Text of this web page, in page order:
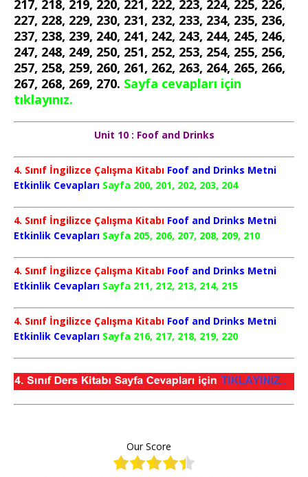
217, 218, 219, 220, 221, 222, 223, 224, 225, 226,
227, 228, 229, 230, 231, 232, 233, 234, 235, 236,
237, 238, 239, 240, 241, 242, 243, 244, 245, 246,
247, 248, 249, 250, 251, 252, 253, 254, 255, 256,
257, 258, 259, 260, 261, 262, 263, 264, 265, 266,
267, 268, 269, 270. Sayfa cevapları için
tıklayınız.
Unit 10 : Foof and Drinks
4. Sınıf İngilizce Çalışma Kitabı Foof and Drinks Metni
Etkinlik Cevapları Sayfa 200, 201, 202, 203, 204
4. Sınıf İngilizce Çalışma Kitabı Foof and Drinks Metni
Etkinlik Cevapları Sayfa 205, 206, 207, 208, 209, 210
4. Sınıf İngilizce Çalışma Kitabı Foof and Drinks Metni
Etkinlik Cevapları Sayfa 211, 212, 213, 214, 215
4. Sınıf İngilizce Çalışma Kitabı Foof and Drinks Metni
Etkinlik Cevapları Sayfa 216, 217, 218, 219, 220
Our Score